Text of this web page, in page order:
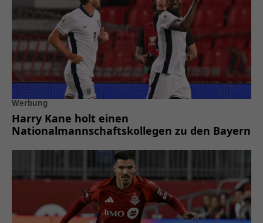
Werbung
Harry Kane holt einen
Nationalmannschaftskollegen zu den Bayern